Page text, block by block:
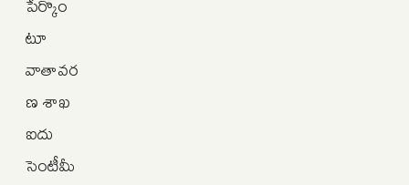
టూ
వాతావర
ణ శాఖ
ఐదు
సెంటీమీ